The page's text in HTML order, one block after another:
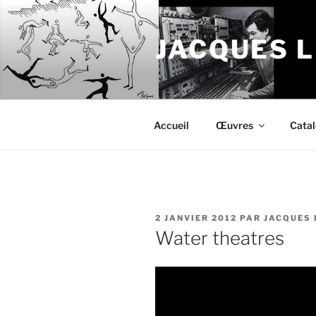
Aller
contenu
principal
JACQUES
Accueil Œuvres
PUBLIÉ
LE
2 JANVIER 2012 PAR JACQUES
Water theatres